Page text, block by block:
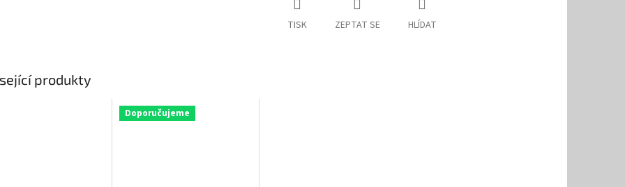
TISK ZEPTAT SE HLÍDAT
produkty
Doporučujeme